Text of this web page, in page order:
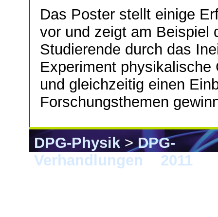
Das Poster stellt einige
vor und zeigt am Beispiel
Studierende durch das
Experiment
und gleichzeitig einen
Forschungsthemen
DPG-Physik>DPG-
Verhandlungen
2011